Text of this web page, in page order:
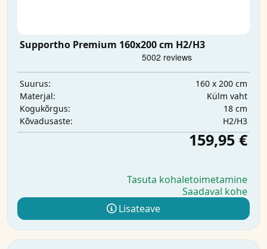
Supportho Premium 160x200 cm H2/H3
Suurus:
160 x 200 cm
Materjal:
Külm vaht
Kogukõrgus:
18 cm
Kõvadusaste:
H2/H3
159,95 €
Tasuta kohaletoimetamine
Saadaval kohe
Lisateave